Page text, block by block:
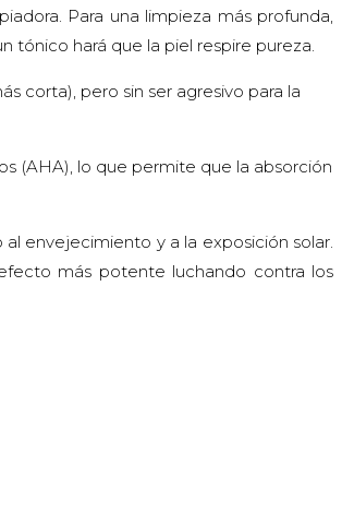
Para una limpieza más profunda,
tónico hará que la piel respire pureza.
corta), pero sin ser agresivo para la
(AHA), lo que permite que la absorción
envejecimiento y a la exposición solar.
más potente luchando contra los